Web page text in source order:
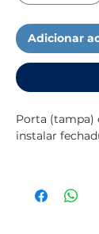
Adicionar
Porta (tampa)
instalar
Dimensões